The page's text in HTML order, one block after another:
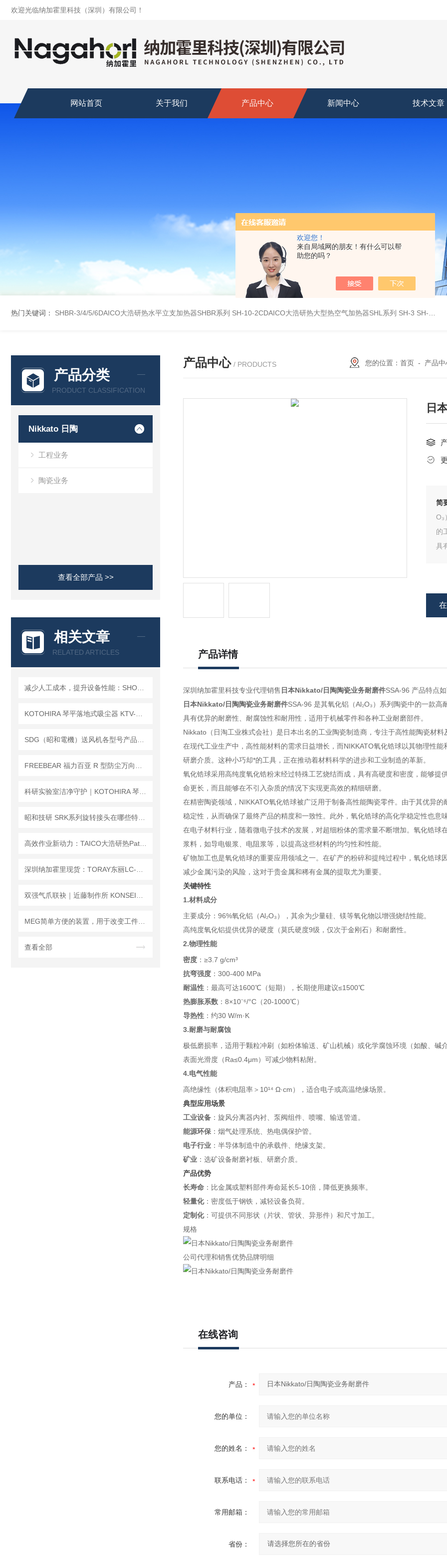
欢迎您！
来自局域网的朋友！有什么可以帮
助您的吗？
欢迎光临纳加霍里科技（深圳）有限公司！
网站首页 关于我们 产品中心 新闻中心 技术文章
热门关键词： SHBR-3/4/5/6DAICO大浩研热水平立支加热器SHBR系列 SH-10-2CDAICO大浩研热大型热空气加热器SHL系列 SH-3 SH-4DAICO大浩研热水平热空气产生加热器SH系列
产品分类
PRODUCT CLASSIFICATION
Nikkato 日陶
工程业务
陶瓷业务
查看全部产品 >>
相关文章
RELATED ARTICLES
查看全部
产品中心 / PRODUCTS 您的位置： 首页- 产品中
日
简
O₃
的
具
产品详情
深圳纳加霍里科技专业代理销售 日本Nikkato/日陶陶瓷业务耐磨件SSA-96 产品特点
日本Nikkato/日陶陶瓷业务耐磨件SSA-96 是其氧化铝（Al₂O₃）系列陶瓷中的一款
具有优异的耐磨性、耐腐蚀性和耐用性，适用于机械零件和各种工业耐磨部件。
Nikkato（日淘工业株式会社）是日本出名的工业陶瓷制造商，专注于高性能陶瓷材料
在现代工业生产中，高性能材料的需求日益增长，而NIKKATO氧化锆球以其物理性
研磨介质。这种小巧却*的工具，正在推动着材料科学的进步和工业制造的革新。
氧化锆球采用高纯度氧化锆粉末经过特殊工艺烧结而成，具有高硬度和密度，能够
命更长，而且能够在不引入杂质的情况下实现更高效的精细研磨。
在精密陶瓷领域，NIKKATO氧化锆球被广泛用于制备高性能陶瓷零件。由于其优异
稳定性，从而确保了最终产品的精度和一致性。此外，氧化锆球的高化学稳定性也
在电子材料行业，随着微电子技术的发展，对超细粉体的需求量不断增加。氧化锆
浆料，如导电银浆、电阻浆等，以提高这些材料的均匀性和性能。
矿物加工也是氧化锆球的重要应用领域之一。在矿产的粉碎和提纯过程中，氧化锆
减少金属污染的风险，这对于贵金属和稀有金属的提取尤为重要。
关键特性
1.材料成分
主要成分：96%氧化铝（Al₂O₃），其余为少量硅、镁等氧化物以增强烧结性能。
高纯度氧化铝提供优异的硬度（莫氏硬度9级，仅次于金刚石）和耐磨性。
2.物理性能
密度：≥3.7 g/cm³
抗弯强度：300-400 MPa
耐温性：最高可达1600℃（短期），长期使用建议≤1500℃
热膨胀系数：8×10⁻⁶/°C（20-1000℃）
导热性：约30 W/m·K
3.耐磨与耐腐蚀
极低磨损率，适用于颗粒冲刷（如粉体输送、矿山机械）或化学腐蚀环境（如酸、碱
表面光滑度（Ra≤0.4μm）可减少物料粘附。
4.电气性能
高绝缘性（体积电阻率＞10¹⁴ Ω·cm），适合电子或高温绝缘场景。
典型应用场景
工业设备：旋风分离器内衬、泵阀组件、喷嘴、输送管道。
能源环保：烟气处理系统、热电偶保护管。
电子行业：半导体制造中的承载件、绝缘支架。
矿业：选矿设备耐磨衬板、研磨介质。
产品优势
长寿命：比金属或塑料部件寿命延长5-10倍，降低更换频率。
轻量化：密度低于钢铁，减轻设备负荷。
定制化：可提供不同形状（片状、管状、异形件）和尺寸加工。
规格
公司代理和销售优势品牌明细
在线咨询
产品：
您的单位：
您的姓名：
联系电话：
常用邮箱：
省份：